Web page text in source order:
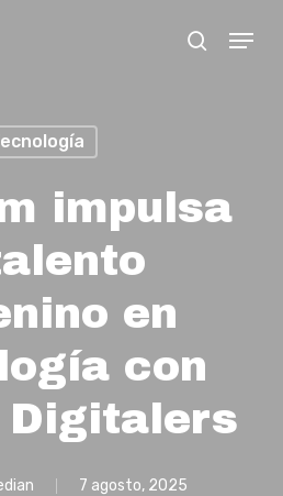
search
Menu
impulsa
en
con
Digitalers
7 agosto, 2025